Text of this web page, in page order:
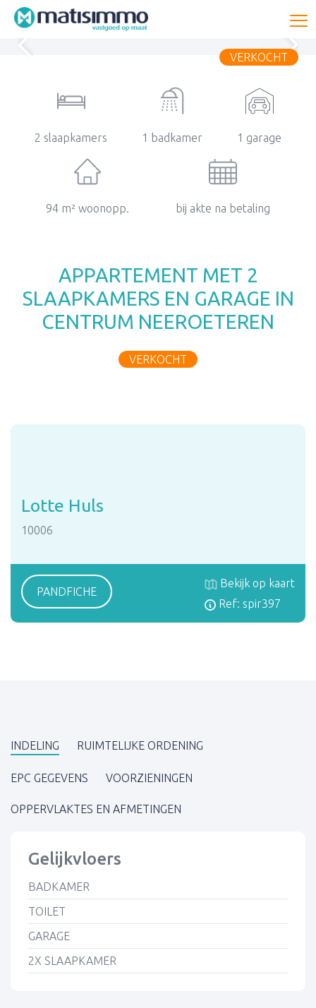
VERKOCHT
2 slaapkamers 1 badkamer 1 garage
94 m² woonopp. bij akte na betaling
APPARTEMENT MET 2
SLAAPKAMERS EN GARAGE IN
CENTRUM NEEROETEREN
VERKOCHT
Lotte Huls
10006
PANDFICHE
Bekijk op kaart
Ref: spir397
INDELING RUIMTELIJKE ORDENING
EPC GEGEVENS VOORZIENINGEN
OPPERVLAKTES EN AFMETINGEN
Gelijkvloers
BADKAMER
TOILET
GARAGE
2X SLAAPKAMER